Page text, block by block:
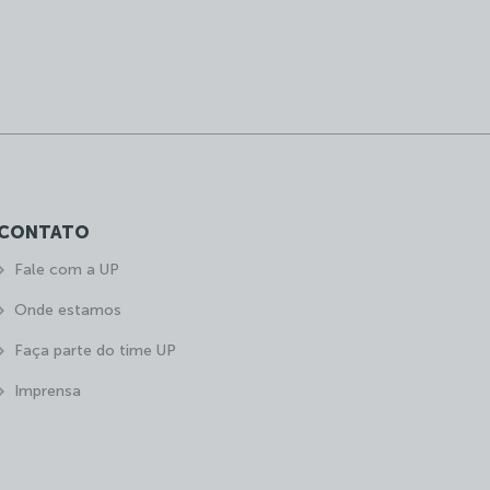
Fale com a UP
Onde estamos
Faça parte do time UP
Imprensa